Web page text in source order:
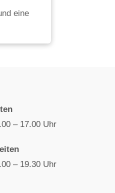
eine
– 17.00 Uhr
– 19.30 Uhr